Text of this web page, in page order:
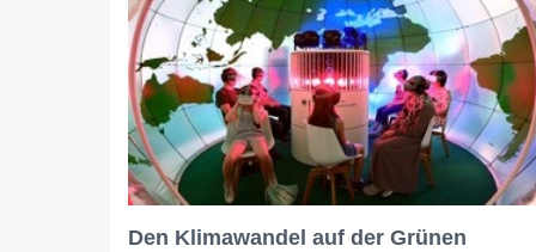
Den Klimawandel auf der Grünen